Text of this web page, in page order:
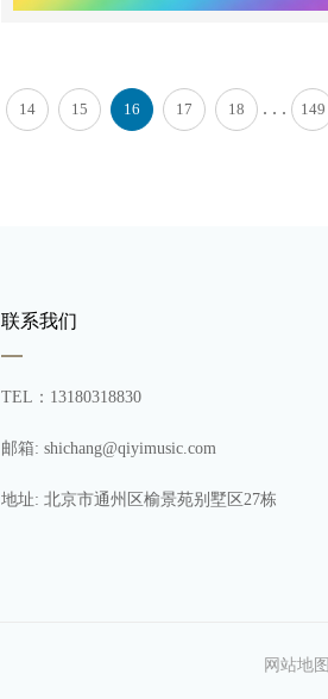
14 15 16 17 18 . . . 149
联系我们
TEL：13180318830
邮箱: shichang@qiyimusic.com
地址: 北京市通州区榆景苑别墅区27栋
网站地图